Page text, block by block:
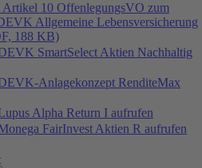
Artikel 10 OffenlegungsVO zum
Allgemeine Lebensversicherung
188 KB)
SmartSelect Aktien Nachhaltig
Anlagekonzept RenditeMax
Alpha Return I aufrufen
FairInvest Aktien R aufrufen